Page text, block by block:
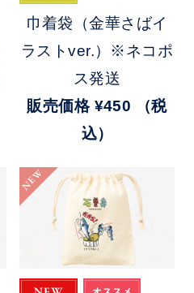
巾着袋（金華さばイ
ラストver.）※ネコポ
ス発送
販売価格 ¥450
（税
込）
NEW